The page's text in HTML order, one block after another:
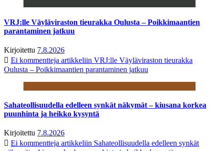
VRJ:lle Väyläviraston tieurakka Oulusta – Poikkimaantien
parantaminen jatkuu
Kirjoitettu 7.8.2026
Ei kommentteja artikkeliin VRJ:lle Väyläviraston tieurakka
Oulusta – Poikkimaantien parantaminen jatkuu
Sahateollisuudella edelleen synkät näkymät – kiusana korkea
puunhinta ja heikko kysyntä
Kirjoitettu 7.8.2026
Ei kommentteja artikkeliin Sahateollisuudella edelleen synkät